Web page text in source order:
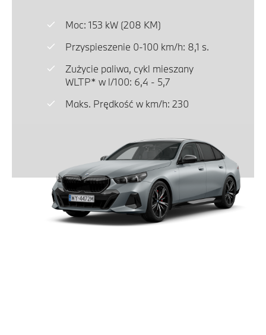
Moc: 153 kW (208 KM)
Przyspieszenie 0-100 km/h: 8,1 s.
Zużycie paliwa, cykl mieszany
WLTP* w l/100: 6,4 - 5,7
Maks. Prędkość w km/h: 230